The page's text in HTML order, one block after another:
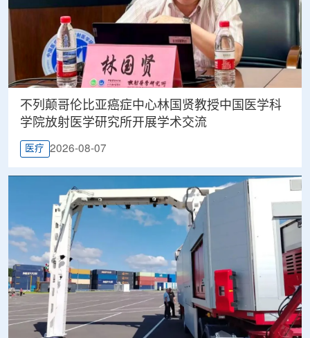
不列颠哥伦比亚癌症中心林国贤教授中国医学科
学院放射医学研究所开展学术交流
医疗 2026-08-07